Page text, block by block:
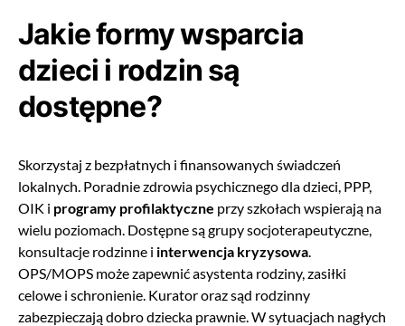
Jakie formy wsparcia
dzieci i rodzin są
dostępne?
Skorzystaj z bezpłatnych i finansowanych świadczeń
lokalnych. Poradnie zdrowia psychicznego dla dzieci, PPP,
OIK i programy profilaktyczne przy szkołach wspierają na
wielu poziomach. Dostępne są grupy socjoterapeutyczne,
konsultacje rodzinne i interwencja kryzysowa
OPS/MOPS może zapewnić asystenta rodziny, zasiłki
celowe i schronienie. Kurator oraz sąd rodzinny
zabezpieczają dobro dziecka prawnie. W sytuacjach nagłych